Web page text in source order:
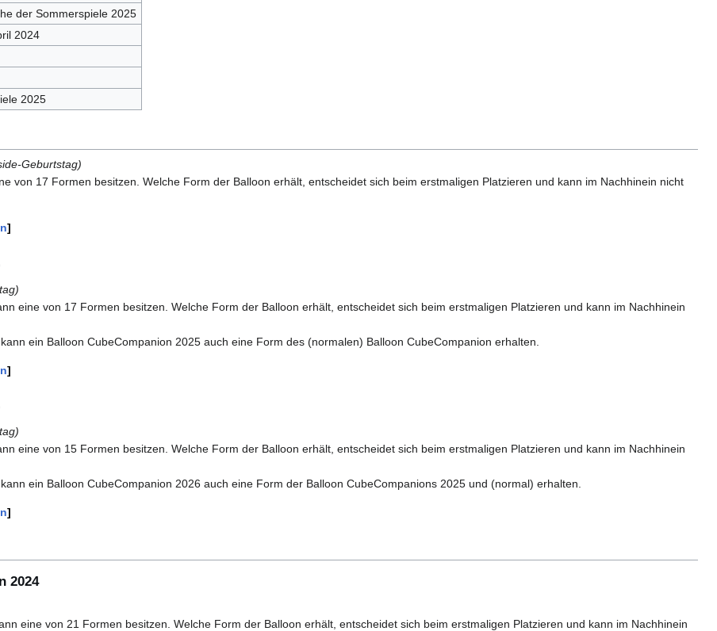
der Sommerspiele 2025
2024
2025
Geburtstag)
von 17 Formen besitzen. Welche Form der Balloon erhält, entscheidet sich beim erstmaligen Platzieren und kann im Nachhinein nicht
eine von 17 Formen besitzen. Welche Form der Balloon erhält, entscheidet sich beim erstmaligen Platzieren und kann im Nachhinein
ein Balloon CubeCompanion 2025 auch eine Form des (normalen) Balloon CubeCompanion erhalten.
eine von 15 Formen besitzen. Welche Form der Balloon erhält, entscheidet sich beim erstmaligen Platzieren und kann im Nachhinein
ein Balloon CubeCompanion 2026 auch eine Form der Balloon CubeCompanions 2025 und (normal) erhalten.
2024
eine von 21 Formen besitzen. Welche Form der Balloon erhält, entscheidet sich beim erstmaligen Platzieren und kann im Nachhinein